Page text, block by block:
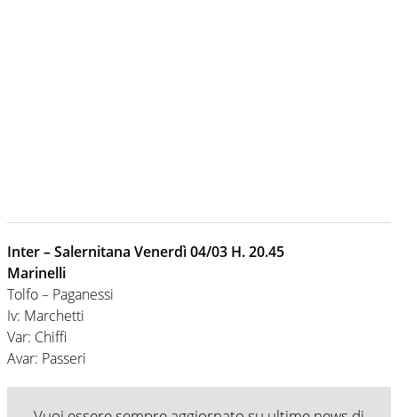
Inter – Salernitana Venerdì 04/03 H. 20.45
Marinelli
Tolfo – Paganessi
Iv: Marchetti
Var: Chiffi
Avar: Passeri